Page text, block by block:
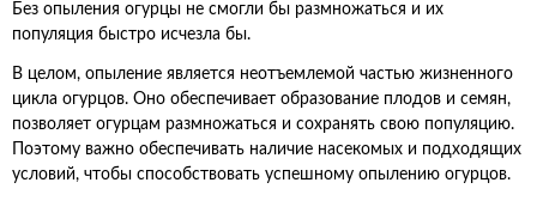
Без опыления огурцы не смогли бы размножаться и их
популяция быстро исчезла бы.
В целом, опыление является неотъемлемой частью жизненного
цикла огурцов. Оно обеспечивает образование плодов и семян,
позволяет огурцам размножаться и сохранять свою популяцию.
Поэтому важно обеспечивать наличие насекомых и подходящих
условий, чтобы способствовать успешному опылению огурцов.